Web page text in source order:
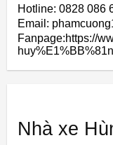
Hotline: 0828 086
Email:
Fanpage:https://
Nhà xe